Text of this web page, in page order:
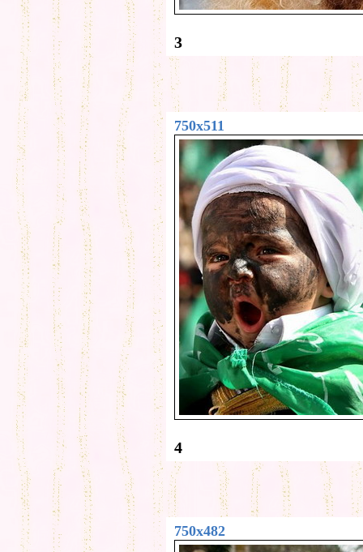
3
750x511
4
750x482